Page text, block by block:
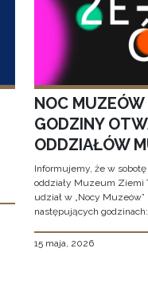
NOC
GODZINY
ODDZIAŁÓW
Informujemy, że w sobotę
oddziały Muzeum Ziemi
udział w „Nocy
następujących godzinach:
15 maja, 2026